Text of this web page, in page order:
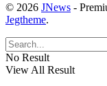
© 2026 JNews -
Jegtheme.
No Result
View All Result